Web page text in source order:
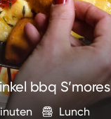
bbq S’mores
Lunch